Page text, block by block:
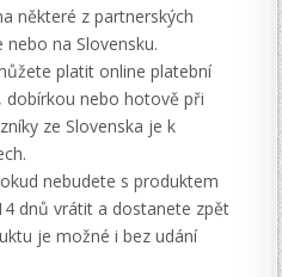
některé z partnerských
nebo na Slovensku.
platit online platební
nebo hotově při
ze Slovenska je k
nebudete s produktem
dnů vrátit a dostanete zpět
je možné i bez udání